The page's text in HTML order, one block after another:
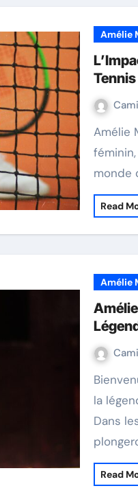
Amélie
Amélie Mauresmo, une icône du tennis
monde
Read
Amélie
Bienvenue dans cet article décontracté sur
la
Dans
Read